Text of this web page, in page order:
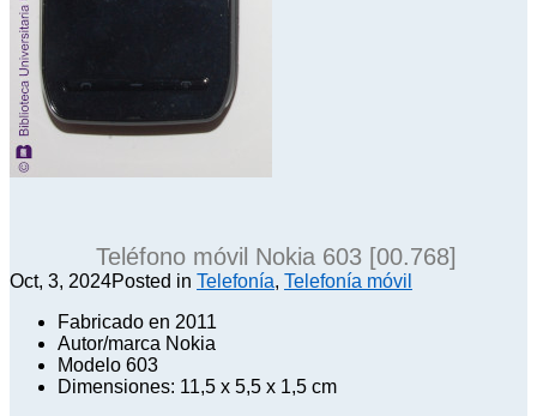
Teléfono móvil Nokia 603 [00.768]
Oct, 3, 2024Posted in Telefonía, Telefonía móvil
Fabricado en 2011
Autor/marca Nokia
Modelo 603
Dimensiones: 11,5 x 5,5 x 1,5 cm